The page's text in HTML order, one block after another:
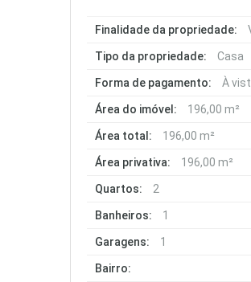
Finalidade da propriedade:
Tipo da propriedade: Casa
Forma de pagamento: À
Área do imóvel: 196,00 m²
Área total: 196,00 m²
Área privativa: 196,00 m²
Quartos: 2
Banheiros: 1
Garagens: 1
Bairro: